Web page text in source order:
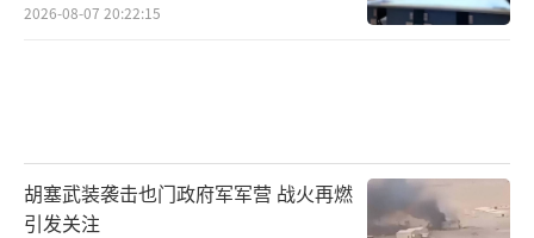
2026-08-07 20:22:15
胡塞武装袭击也门政府军军营 战火再燃
引发关注